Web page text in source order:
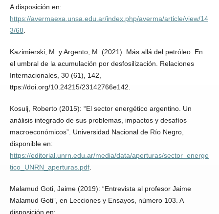
A disposición en:
https://avermaexa.unsa.edu.ar/index.php/averma/article/view/14
3/68.
Kazimierski, M. y Argento, M. (2021). Más allá del petróleo. En
el umbral de la acumulación por desfosilización. Relaciones
Internacionales, 30 (61), 142,
ttps://doi.org/10.24215/23142766e142.
Kosulj, Roberto (2015): “El sector energético argentino. Un
análisis integrado de sus problemas, impactos y desafíos
macroeconómicos”. Universidad Nacional de Río Negro,
disponible en:
https://editorial.unrn.edu.ar/media/data/aperturas/sector_energe
tico_UNRN_aperturas.pdf.
Malamud Goti, Jaime (2019): “Entrevista al profesor Jaime
Malamud Goti”, en Lecciones y Ensayos, número 103. A
disposición en: